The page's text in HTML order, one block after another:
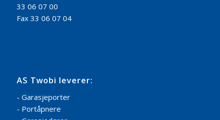
33 06 07 00
Fax 33 06 07 04
AS Twobi leverer:
- Garasjeporter
- Portåpnere